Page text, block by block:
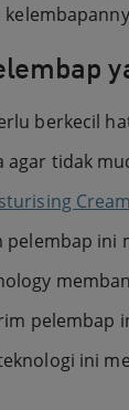
berkecil
agar tidak
Cream
pelembap ini
pelembap
ini